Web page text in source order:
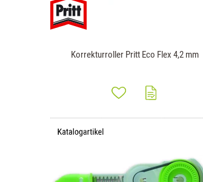
Korrekturroller Pritt Eco Flex 4,2 mm